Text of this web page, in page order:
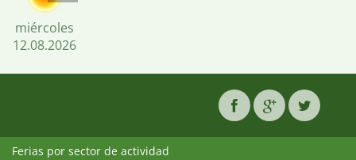
miércoles
12.08.2026
Ferias por sector de actividad